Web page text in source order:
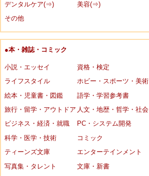
デンタルケア(⇒)
美容(⇒)
その他
●本・雑誌・コミック
小説・エッセイ
資格・検定
ライフスタイル
ホビー・スポーツ・美術
絵本・児童書・図鑑
語学・学習参考書
旅行・留学・アウトドア 人文・地歴・哲学・社会
ビジネス・経済・就職
PC・システム開発
科学・医学・技術
コミック
ティーンズ文庫
エンターテインメント
写真集・タレント
文庫・新書